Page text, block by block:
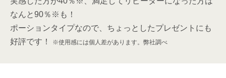
なんと90％※も！
ポーションタイプなので、ちょっとしたプレゼントにも
好評です！
※使用感には個人差があります。弊社調べ